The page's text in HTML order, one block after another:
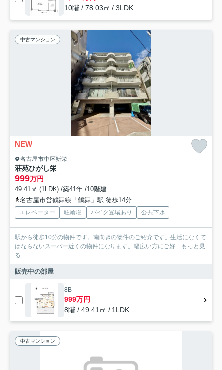
10階 / 78.03㎡ / 3LDK
中古マンション
NEW
名古屋市中区新栄
荘苑ひがし栄
999万円
49.41㎡ (1LDK) /築41年 /10階建
名古屋市営鶴舞線「鶴舞」駅 徒歩14分
エレベーター 駐輪場 バイク置場あり 公共下水
駅から徒歩10分の物件です。南向きの物件のご紹介です。生活になくて
はならないスーパー近くの物件になります。幅広い方にご好... もっと見
る
販売中の部屋
8B
999万円
8階 / 49.41㎡ / 1LDK
中古マンション